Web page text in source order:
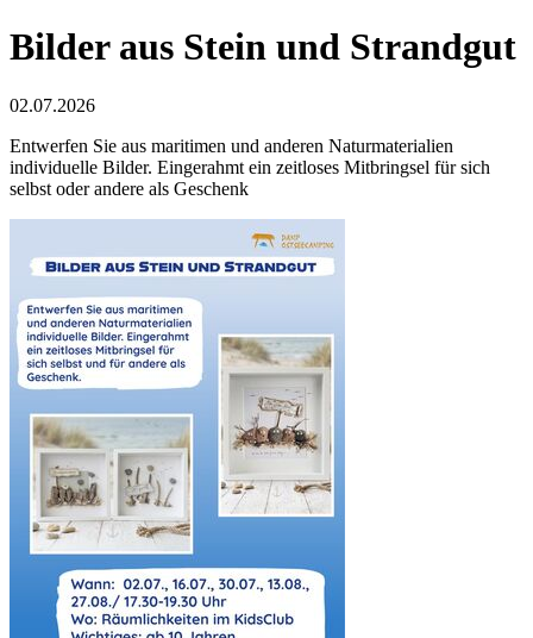
Bilder aus Stein und Strandgut
02.07.2026
Entwerfen Sie aus maritimen und anderen Naturmaterialien
individuelle Bilder. Eingerahmt ein zeitloses Mitbringsel für sich
selbst oder andere als Geschenk